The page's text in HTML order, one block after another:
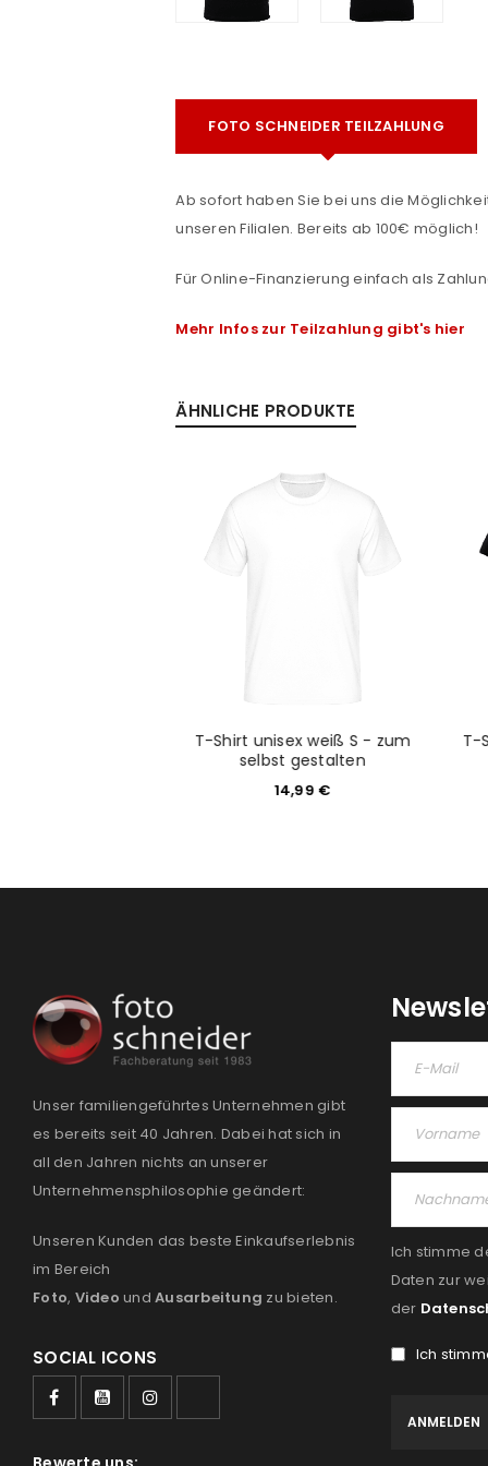
ANMELDEN
Benutzername oder E-Mail-
Anmeldeformular
ANMELDEN
FOTO SCHNEIDER TEILZAHLUNG
Ab sofort haben Sie bei uns die
unseren Filialen. Bereits ab 100€ möglich!
Für Online-Finanzierung einfach als
Mehr Infos zur Teilzahlung gibt's hier
ÄHNLICHE PRODUKTE
T-Shirt unisex weiß S - zum
selbst gestalten
14,99 €
T-
Unser familiengeführtes Unternehmen gibt
es bereits seit 40 Jahren. Dabei hat sich in
all den Jahren nichts an unserer
Unternehmensphilosophie geändert:
Unseren Kunden das beste Einkaufserlebnis
im Bereich
Foto, Video und Ausarbeitung zu bieten.
SOCIAL ICONS
Ich stimme
Daten zur
der
Ich